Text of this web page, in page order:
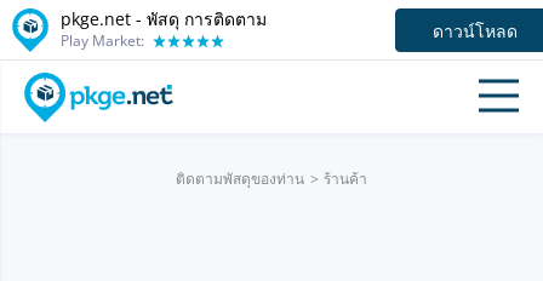
pkge.net - พัสดุ การติดตาม
Play Market: ดาวน์โหลด
ติดตามพัสดุของท่าน ร้านค้า